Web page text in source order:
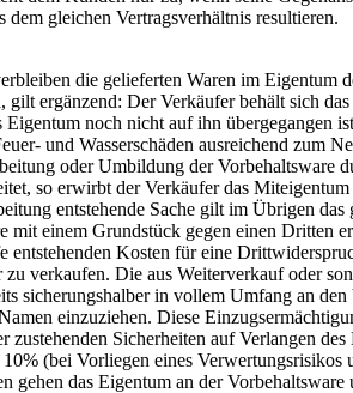
dem gleichen Vertragsverhältnis resultieren.
die gelieferten Waren im Eigentum
ergänzend: Der Verkäufer behält sich
noch nicht auf ihn übergegangen
und Wasserschäden ausreichend zum
oder Umbildung der Vorbehaltsware
so erwirbt der Verkäufer das
entstehende Sache gilt im Übrigen
mit einem Grundstück gegen einen
entstehenden Kosten für eine
verkaufen. Die aus Weiterverkauf oder
sicherungshalber in vollem Umfang an
einzuziehen. Diese
zustehenden Sicherheiten auf Verlangen
(bei Vorliegen eines
gehen das Eigentum an der